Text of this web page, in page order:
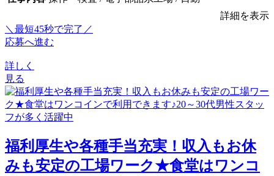
詳細を表示
＼最短45秒で完了／
応募へ進む
詳しく
見る
福利厚生や各種手当充実！収入もお休
みも安定の工場ワーク★食堂はワンコ